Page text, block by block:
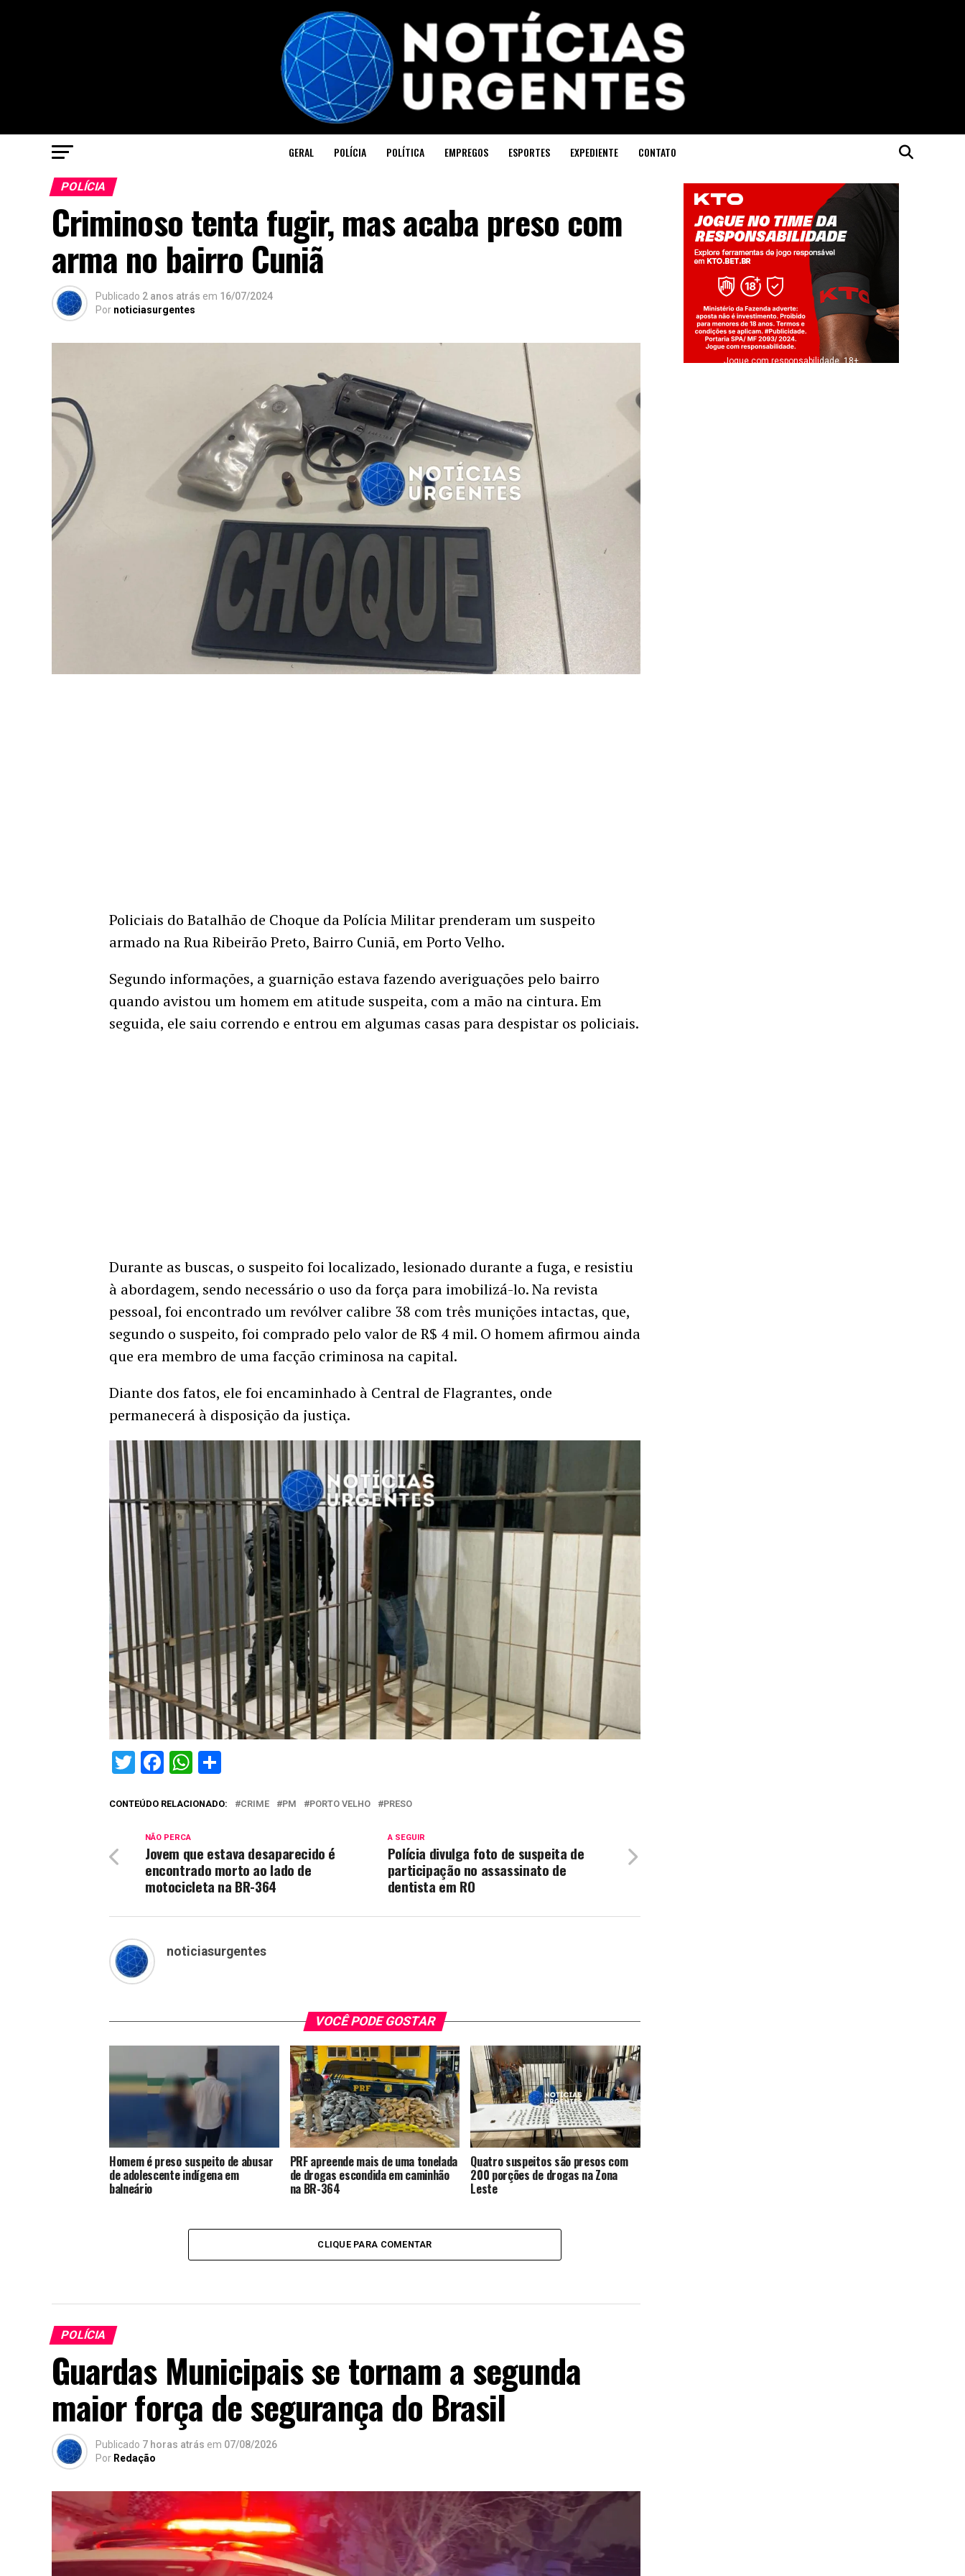
GERAL POLÍCIA POLÍTICA EMPREGOS ESPORTES EXPEDIENTE CONTATO
POLÍCIA
Criminoso tenta fugir, mas acaba preso com
arma no bairro Cuniã
Publicado 2 anos atrás em 16/07/2024
Por noticiasurgentes
Policiais do Batalhão de Choque da Polícia Militar prenderam um suspeito
armado na Rua Ribeirão Preto, Bairro Cuniã, em Porto Velho.
Segundo informações, a guarnição estava fazendo averiguações pelo bairro
quando avistou um homem em atitude suspeita, com a mão na cintura. Em
seguida, ele saiu correndo e entrou em algumas casas para despistar os policiais.
Durante as buscas, o suspeito foi localizado, lesionado durante a fuga, e resistiu
à abordagem, sendo necessário o uso da força para imobilizá-lo. Na revista
pessoal, foi encontrado um revólver calibre 38 com três munições intactas, que,
segundo o suspeito, foi comprado pelo valor de R$ 4 mil. O homem afirmou ainda
que era membro de uma facção criminosa na capital.
Diante dos fatos, ele foi encaminhado à Central de Flagrantes, onde
permanecerá à disposição da justiça.
Twitter
Facebook
WhatsApp
CONTEÚDO RELACIONADO: CRIME PM PORTO VELHO PRESO
A SEGUIR
Polícia divulga foto de suspeita de
participação no assassinato de
dentista em RO
NÃO PERCA
Jovem que estava desaparecido é
encontrado morto ao lado de
motocicleta na BR-364
noticiasurgentes
VOCÊ PODE GOSTAR
Homem é preso suspeito de abusar
de adolescente indígena em
balneário
PRF apreende mais de uma tonelada
de drogas escondida em caminhão
na BR-364
Quatro suspeitos são presos com
200 porções de drogas na Zona
Leste
CLIQUE PARA COMENTAR
POLÍCIA
Guardas Municipais se tornam a segunda
maior força de segurança do Brasil
Publicado 7 horas atrás em 07/08/2026
Por Redação
Jogue com responsabilidade. 18+